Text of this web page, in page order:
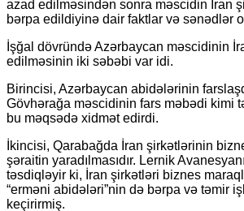
azad edilməsindən sonra məscidin İran
bərpa edildiyinə dair faktlar və sənədlər
İşğal dövründə Azərbaycan məscidinin
edilməsinin iki səbəbi var idi.
Birincisi, Azərbaycan abidələrinin
Gövhərağa məscidinin fars məbədi kimi
bu məqsədə xidmət edirdi.
İkincisi, Qarabağda İran şirkətlərinin
şəraitin yaradılmasıdır. Lernik
təsdiqləyir ki, İran şirkətləri biznes
“erməni abidələri”nin də bərpa və təmir
keçirirmiş.